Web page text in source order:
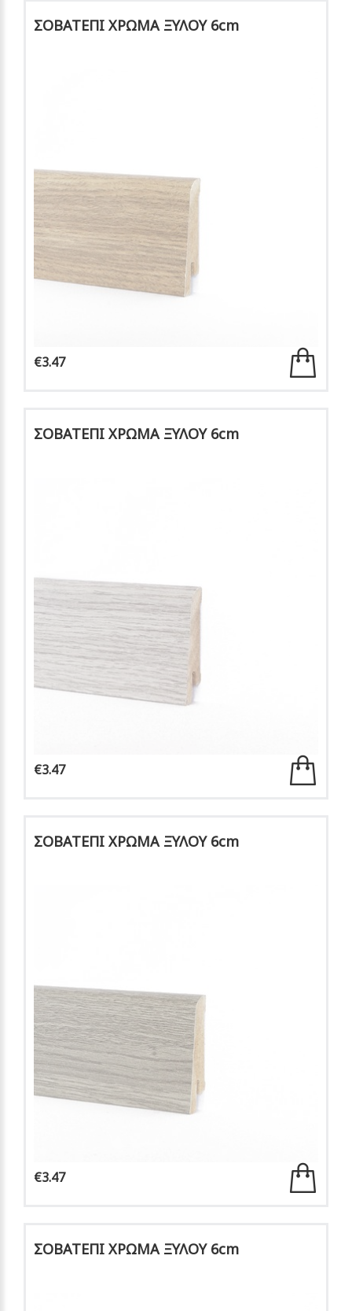
ΣΟΒΑΤΕΠΙ ΧΡΩΜΑ ΞΥΛΟΥ 6cm
€3.47
ΣΟΒΑΤΕΠΙ ΧΡΩΜΑ ΞΥΛΟΥ 6cm
€3.47
ΣΟΒΑΤΕΠΙ ΧΡΩΜΑ ΞΥΛΟΥ 6cm
€3.47
ΣΟΒΑΤΕΠΙ ΧΡΩΜΑ ΞΥΛΟΥ 6cm